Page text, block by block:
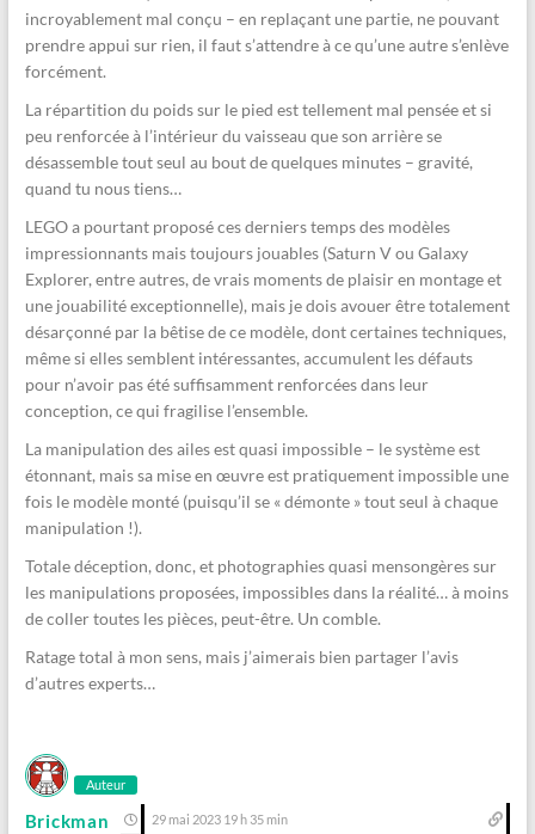
incroyablement mal conçu – en replaçant une partie, ne pouvant
prendre appui sur rien, il faut s’attendre à ce qu’une autre s’enlève
forcément.
La répartition du poids sur le pied est tellement mal pensée et si
peu renforcée à l’intérieur du vaisseau que son arrière se
désassemble tout seul au bout de quelques minutes – gravité,
quand tu nous tiens…
LEGO a pourtant proposé ces derniers temps des modèles
impressionnants mais toujours jouables (Saturn V ou Galaxy
Explorer, entre autres, de vrais moments de plaisir en montage et
une jouabilité exceptionnelle), mais je dois avouer être totalement
désarçonné par la bêtise de ce modèle, dont certaines techniques,
même si elles semblent intéressantes, accumulent les défauts
pour n’avoir pas été suffisamment renforcées dans leur
conception, ce qui fragilise l’ensemble.
La manipulation des ailes est quasi impossible – le système est
étonnant, mais sa mise en œuvre est pratiquement impossible une
fois le modèle monté (puisqu’il se « démonte » tout seul à chaque
manipulation !).
Totale déception, donc, et photographies quasi mensongères sur
les manipulations proposées, impossibles dans la réalité… à moins
de coller toutes les pièces, peut-être. Un comble.
Ratage total à mon sens, mais j’aimerais bien partager l’avis
d’autres experts…
Auteur
Brickman 29 mai 2023 19 h 35 min